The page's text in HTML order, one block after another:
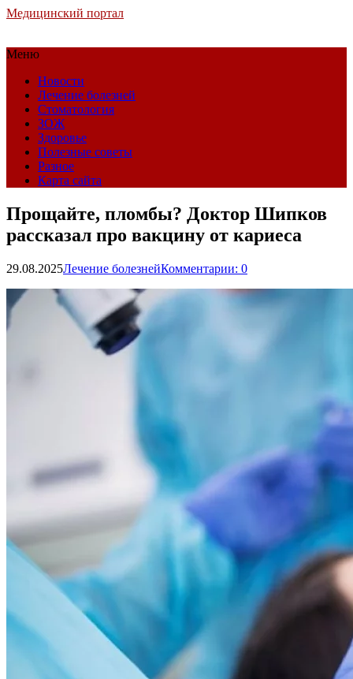
Медицинский портал
Меню
Новости
Лечение болезней
Стоматология
ЗОЖ
Здоровье
Полезные советы
Разное
Карта сайта
Прощайте, пломбы? Доктор Шипков
рассказал про вакцину от кариеса
29.08.2025Лечение болезнейКомментарии: 0